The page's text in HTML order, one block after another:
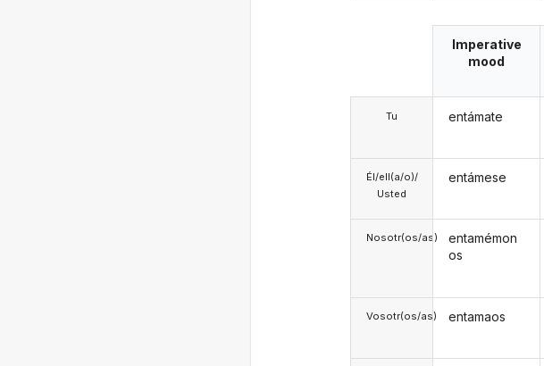
Tu
Él/ell(a/o)/
Usted
Nosotr(os/as)
Vosotr(os/as)
Imperative
mood
entámate
entámese
entamémon
os
entamaos